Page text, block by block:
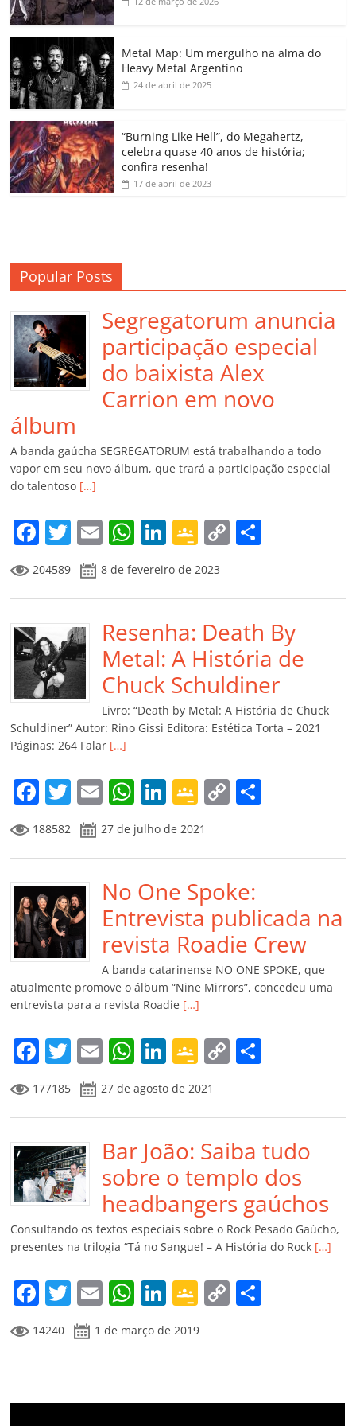
o
o
k
p a
ss
o
m
k h
Metal Map: Um mergulho na alma do
Heavy Metal Argentino
24 de abril de 2025
“Burning Like Hell”, do Megahertz,
celebra quase 40 anos de história;
confira resenha!
17 de abril de 2023
Popular Posts
Segregatorum anuncia
participação especial
do baixista Alex
Carrion em novo
álbum
A banda gaúcha SEGREGATORUM está trabalhando a todo
vapor em seu novo álbum, que trará a participação especial
do talentoso […]
F
a
c
e
b
o
o
k
T
w
itt
er
E
m
ai
l
W
at
s
A
p
p
Li
k
e
dI
n
G
o
o
gl
e
Cl
a
ss
ro
m
C
y
Li
n
k
p
ar
til
h
ar
204589 8 de fevereiro de 2023
Resenha: Death By
Metal: A História de
Chuck Schuldiner
Livro: “Death by Metal: A História de Chuck
Schuldiner” Autor: Rino Gissi Editora: Estética Torta – 2021
Páginas: 264 Falar […]
F
a
c
e
b
o
o
k
T
w
itt
er
E
m
ai
l
W
h
at
s
A
p
p
Li
n
k
e
dI
n
G
o
o
gl
e
Cl
a
ss
ro
o
m
C
y
Li
n
k
p
til
h
ar
188582 27 de julho de 2021
No One Spoke:
Entrevista publicada na
revista Roadie Crew
A banda catarinense NO ONE SPOKE, que
atualmente promove o álbum “Nine Mirrors”, concedeu uma
entrevista para a revista Roadie […]
F
a
c
e
b
o
o
k
T
w
itt
er
E
m
ai
l
W
at
s
A
p
p
Li
n
k
e
dI
n
G
o
o
gl
e
Cl
a
ss
ro
o
m
C
y
Li
n
k
p
ar
til
h
ar
177185 27 de agosto de 2021
Bar João: Saiba tudo
sobre o templo dos
headbangers gaúchos
Consultando os textos especiais sobre o Rock Pesado Gaúcho,
presentes na trilogia “Tá no Sangue! – A História do Rock […]
F
a
c
b
T
w
itt
E
m
ai
W
at
A
Li
n
k
dI
G
o
o
e
C
Li ar
14240 1 de março de 2019